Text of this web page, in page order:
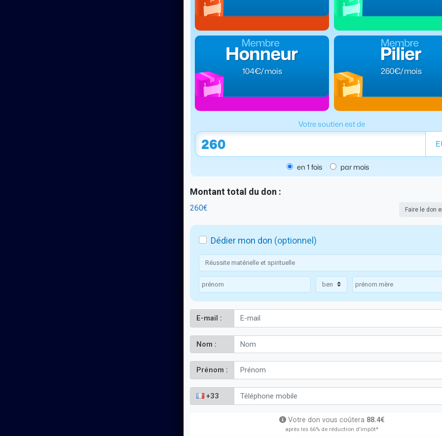
104€/mois 260€/mois
Votre soutien est de
en 1 fois par mois
Montant total du don :
260€ Faire le don
Dédier mon don (optionnel)
E-mail :
Nom :
Prénom :
+33
Votre don vous coûtera 88.4€
après les 66% de réduction d'impôt*